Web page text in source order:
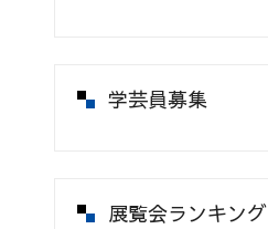
学芸員募集
展覧会ランキング